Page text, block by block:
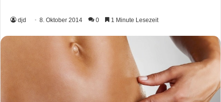
djd 8. Oktober 2014 0 1 Minute Lesezeit